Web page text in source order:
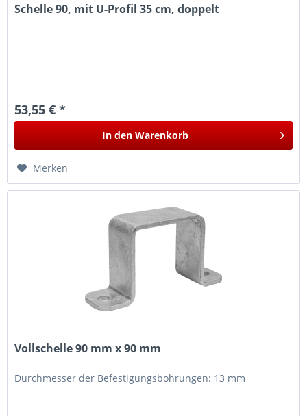
Schelle 90, mit U-Profil 35 cm, doppelt
53,55 € *
In den Warenkorb
Merken
Vollschelle 90 mm x 90 mm
Durchmesser der Befestigungsbohrungen: 13 mm